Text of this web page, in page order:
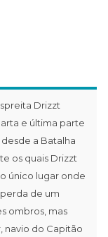
Drizzt
e última parte
a Batalha
os quais Drizzt
único lugar onde
de um
ombros, mas
navio do Capitão